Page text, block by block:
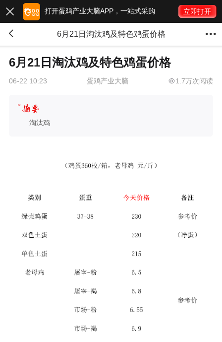
 打开蛋鸡产业大脑APP，一站式采购 立即打开
 6月21日淘汰鸡及特色鸡蛋价格 
6月21日淘汰鸡及特色鸡蛋价格
06-22 10:23 蛋鸡产业大脑 1.7万次阅读
淘汰鸡